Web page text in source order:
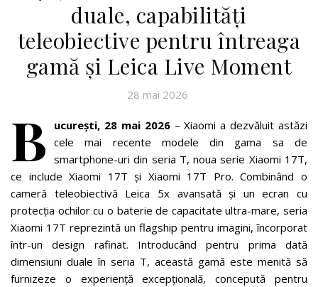
duale, capabilități
teleobiective pentru întreaga
gamă și Leica Live Moment
28 mai 2026
B ucurești, 28 mai 2026 – Xiaomi a dezvăluit astăzi
cele mai recente modele din gama sa de
smartphone-uri din seria T, noua serie Xiaomi 17T,
ce include Xiaomi 17T și Xiaomi 17T Pro. Combinând o
cameră teleobiectivă Leica 5x avansată și un ecran cu
protecția ochilor cu o baterie de capacitate ultra-mare, seria
Xiaomi 17T reprezintă un flagship pentru imagini, încorporat
într-un design rafinat. Introducând pentru prima dată
dimensiuni duale în seria T, această gamă este menită să
furnizeze o experiență excepțională, concepută pentru